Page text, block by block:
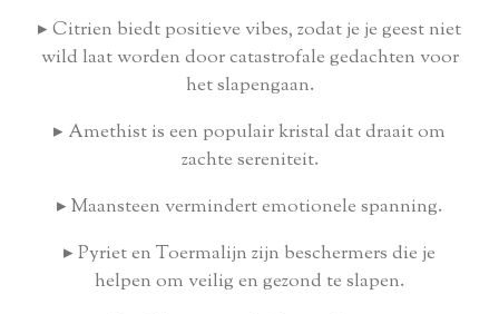
▸ Citrien biedt positieve vibes, zodat je je geest niet
wild laat worden door catastrofale gedachten voor
het slapengaan.
▸ Amethist is een populair kristal dat draait om
zachte sereniteit.
▸ Maansteen vermindert emotionele spanning.
▸ Pyriet en Toermalijn zijn beschermers die je
helpen om veilig en gezond te slapen.